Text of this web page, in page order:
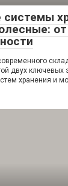
системы
двух ключевых
хранения и